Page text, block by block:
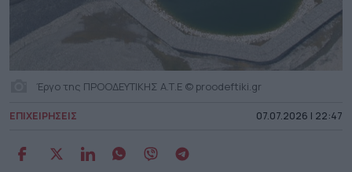
Έργο της ΠΡΟΟΔΕΥΤΙΚΗΣ Α.Τ.Ε © proodeftiki.gr
ΕΠΙΧΕΙΡΗΣΕΙΣ 07.07.2026 | 22:47